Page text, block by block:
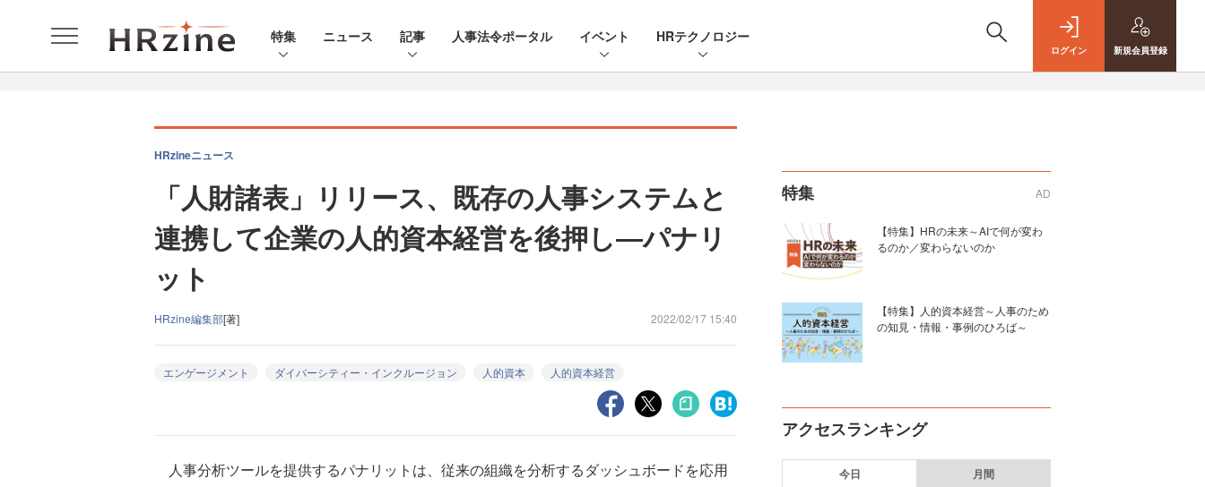
特集 ニュース 記事 人事法令ポータル イベント HRテクノロジー
ログイン 新規会員登録
HRzineニュース
「人財諸表」リリース、既存の人事システムと
連携して企業の人的資本経営を後押し―パナリ
ット
HRzine編集部[著] 2022/02/17 15:40
エンゲージメント ダイバーシティー・インクルージョン 人的資本 人的資本経営
人事分析ツールを提供するパナリットは、従来の組織を分析するダッシュボードを応用
特集 AD
【特集】HRの未来～AIで何が変わ
るのか／変わらないのか
【特集】人的資本経営～人事のため
の知見・情報・事例のひろば～
アクセスランキング
今日 月間